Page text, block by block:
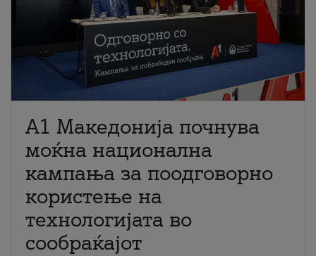
A1 Македонија почнува
моќна национална
кампања за поодговорно
користење на
технологијата во
сообраќајот